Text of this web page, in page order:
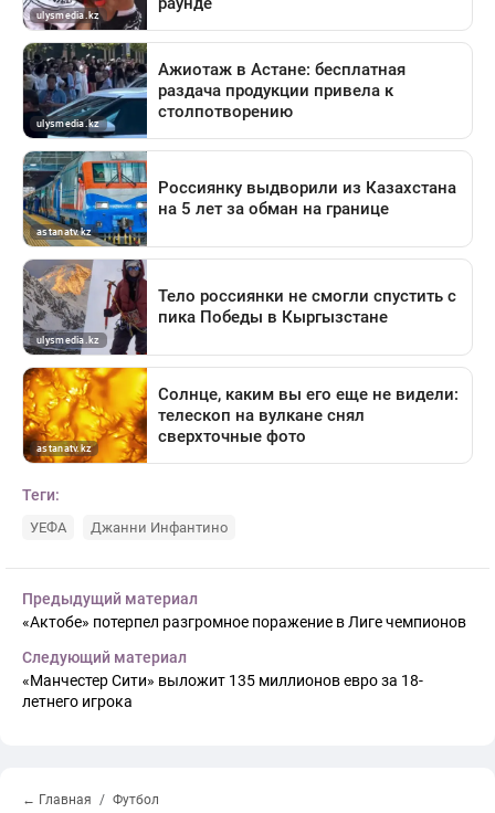
Теги:
УЕФА Джанни Инфантино
Предыдущий материал
«Актобе» потерпел разгромное поражение в Лиге чемпионов
Следующий материал
«Манчестер Сити» выложит 135 миллионов евро за 18-
летнего игрока
← Главная Футбол